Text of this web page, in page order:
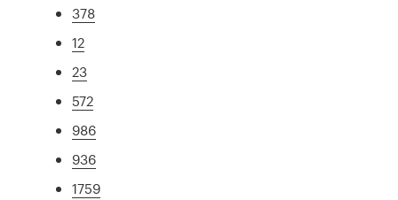
378
12
23
572
986
936
1759